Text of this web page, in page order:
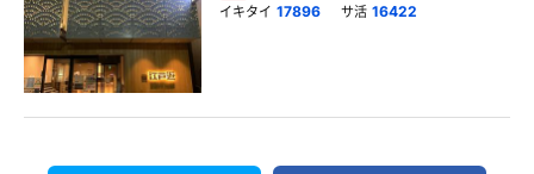
イキタイ 17896 サ活 16422